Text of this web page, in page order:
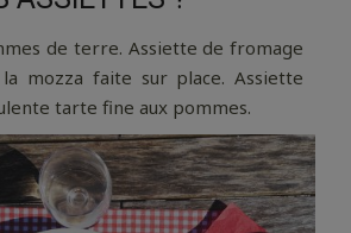
de terre. Assiette de fromage
mozza faite sur place. Assiette
tarte fine aux pommes.